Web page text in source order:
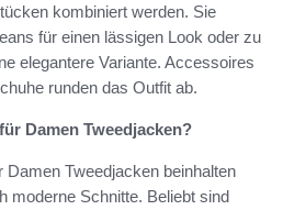
kombiniert werden. Sie
für einen lässigen Look oder zu
elegantere Variante. Accessoires
runden das Outfit ab.
Damen Tweedjacken?
Damen Tweedjacken beinhalten
moderne Schnitte. Beliebt sind